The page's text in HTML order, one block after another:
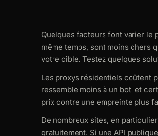
Quelques facteurs font varier le
même temps, sont moins chers
votre cible. Testez quelques
Les proxys résidentiels coûtent
ressemble moins à un bot, et
prix contre une empreinte plus
De nombreux sites, en
gratuitement. Si une API